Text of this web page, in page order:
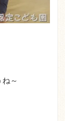
～